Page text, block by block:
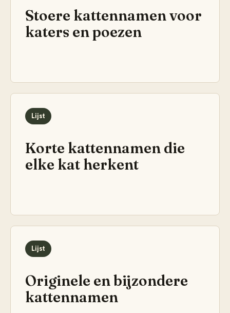
Stoere kattennamen voor
katers en poezen
Lijst
Korte kattennamen die
elke kat herkent
Lijst
Originele en bijzondere
kattennamen